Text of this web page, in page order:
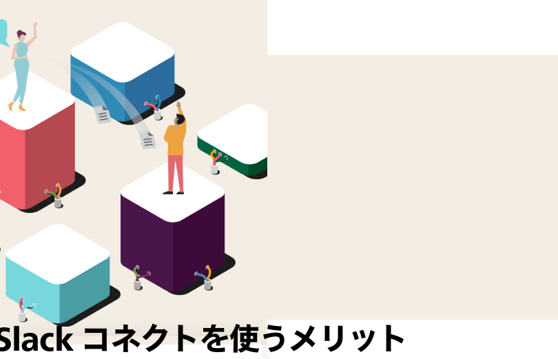
コネクトを使うメリット